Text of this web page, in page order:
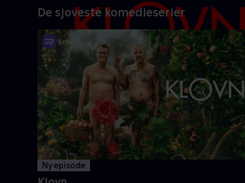
Danmarks pinligste makkerpar Frank
og Casper navigerer livet med
tvivlsom succes
Mere info
De sjoveste komedieserier
Ny episode